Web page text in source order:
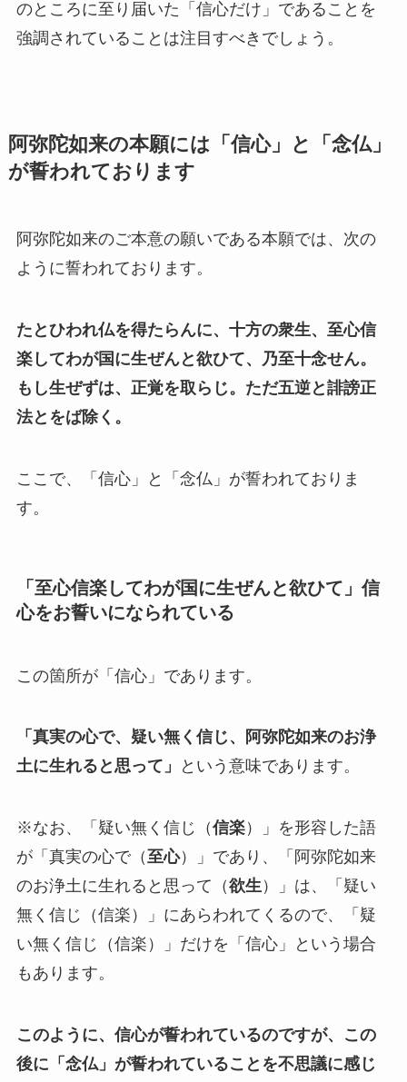
のところに至り届いた「信心だけ」であることを
強調されていることは注目すべきでしょう。
阿弥陀如来の本願には「信心」と「念仏」
が誓われております
阿弥陀如来のご本意の願いである本願では、次の
ように誓われております。
たとひわれ仏を得たらんに、十方の衆生、至心信
楽してわが国に生ぜんと欲ひて、乃至十念せん。
もし生ぜずは、正覚を取らじ。ただ五逆と誹謗正
法とをば除く。
ここで、「信心」と「念仏」が誓われておりま
す。
「至心信楽してわが国に生ぜんと欲ひて」信
心をお誓いになられている
この箇所が「信心」であります。
「真実の心で、疑い無く信じ、阿弥陀如来のお浄
土に生れると思って」
という意味であります。
※なお、「疑い無く信じ（信楽）」を形容した語
が「真実の心で（至心）」であり、「阿弥陀如来
のお浄土に生れると思って（欲生）」は、「疑い
無く信じ（信楽）」にあらわれてくるので、「疑
い無く信じ（信楽）」だけを「信心」という場合
もあります。
このように、信心が誓われているのですが、この
後に「念仏」が誓われていることを不思議に感じ